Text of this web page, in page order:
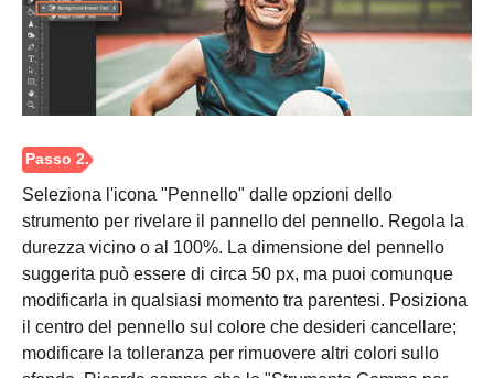
Passo 1.
Seleziona l'icona "Pennello" dalle opzioni dello
strumento per rivelare il pannello del pennello. Regola la
durezza vicino o al 100%. La dimensione del pennello
suggerita può essere di circa 50 px, ma puoi comunque
modificarla in qualsiasi momento tra parentesi. Posiziona
il centro del pennello sul colore che desideri cancellare;
modificare la tolleranza per rimuovere altri colori sullo